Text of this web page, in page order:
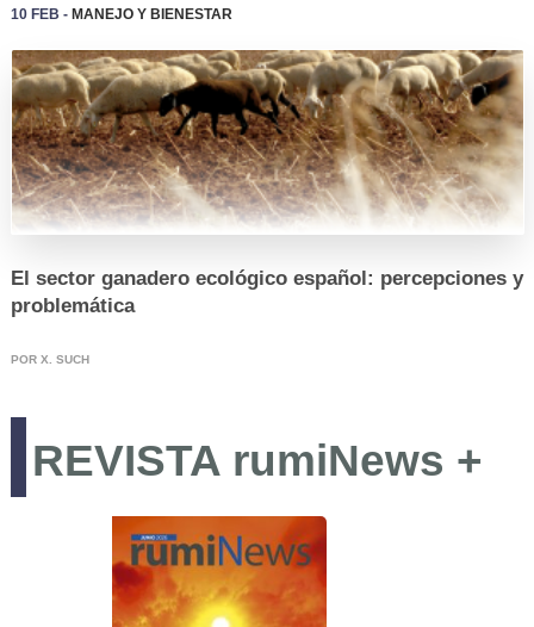
REGISTRO
EVENTOS
10 Feb -Manejo y Bienestar
El sector ganadero ecológico español: percepciones y
problemática
POR X. SUCH
REVISTA rumiNews +